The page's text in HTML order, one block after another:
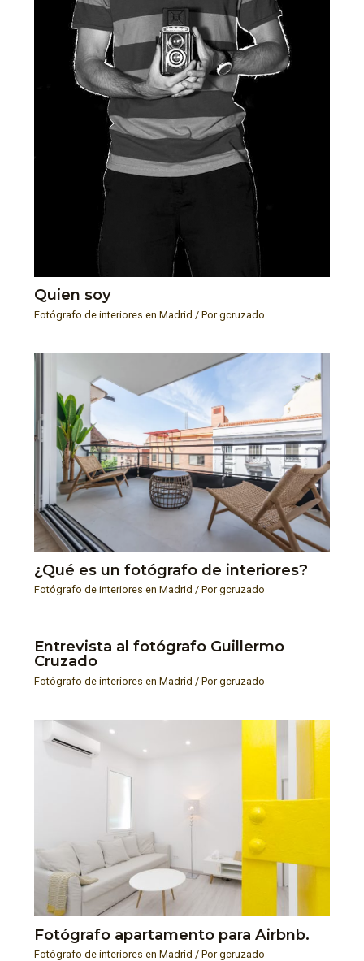
Quien soy
Fotógrafo de interiores en Madrid / Porgcruzado
¿Qué es un fotógrafo de interiores?
Fotógrafo de interiores en Madrid / Porgcruzado
Entrevista al fotógrafo Guillermo
Cruzado
Fotógrafo de interiores en Madrid / Porgcruzado
Fotógrafo apartamento para Airbnb.
Fotógrafo de interiores en Madrid / Porgcruzado